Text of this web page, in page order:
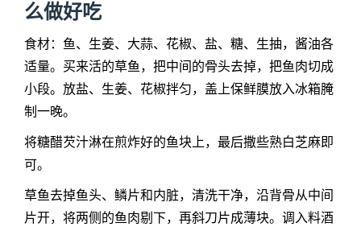
么做好吃
食材：鱼、生姜、大蒜、花椒、盐、糖、生抽，酱油各
适量。买来活的草鱼，把中间的骨头去掉，把鱼肉切成
小段。放盐、生姜、花椒拌匀，盖上保鲜膜放入冰箱腌
制一晚。
将糖醋芡汁淋在煎炸好的鱼块上，最后撒些熟白芝麻即
可。
草鱼去掉鱼头、鳞片和内脏，清洗干净，沿背骨从中间
片开，将两侧的鱼肉剔下，再斜刀片成薄块。调入料酒